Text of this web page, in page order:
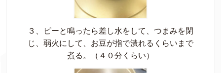
３、ピーと鳴ったら差し水をして、つまみを閉
じ、弱火にして、お豆が指で潰れるくらいまで
煮る。（４０分くらい）